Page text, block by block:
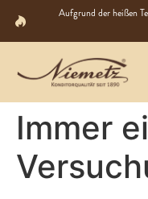
Aufgrund der heißen
Immer